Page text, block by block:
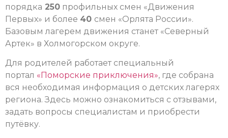
порядка 250 профильных смен «Движения
Первых» и более 40 смен «Орлята России».
Базовым лагерем движения станет «Северный
Артек» в Холмогорском округе.
Для родителей работает специальный
портал «Поморские приключения», где собрана
вся необходимая информация о детских лагерях
региона. Здесь можно ознакомиться с отзывами,
задать вопросы специалистам и приобрести
путёвку.